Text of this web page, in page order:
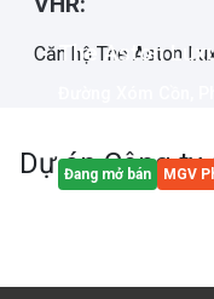
Căn hộ The Aston
Dự ánCông ty
The Aston
Đang mở bán MGV